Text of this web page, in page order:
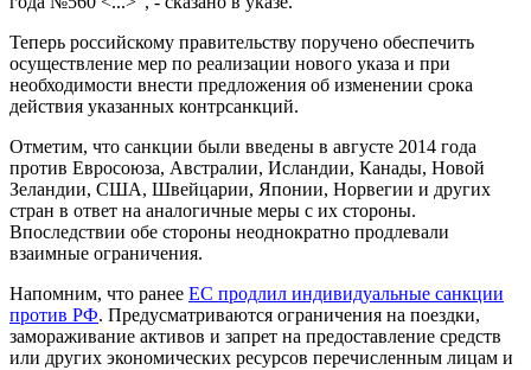
Теперь российскому правительству поручено обеспечить
осуществление мер по реализации нового указа и при
необходимости внести предложения об изменении срока
действия указанных контрсанкций.
Отметим, что санкции были введены в августе 2014 года
против Евросоюза, Австралии, Исландии, Канады, Новой
Зеландии, США, Швейцарии, Японии, Норвегии и других
стран в ответ на аналогичные меры с их стороны.
Впоследствии обе стороны неоднократно продлевали
взаимные ограничения.
Напомним, что ранее ЕС продлил индивидуальные санкции
против РФ. Предусматриваются ограничения на поездки,
замораживание активов и запрет на предоставление средств
или других экономических ресурсов перечисленным лицам и